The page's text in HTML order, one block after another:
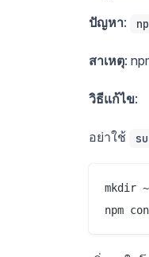
ปัญหา:
สาเหตุ:
วิธีแก้ไข:
อย่าใช้
mkdir